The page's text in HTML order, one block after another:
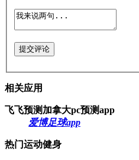
提交评论
相关应用
飞飞预测加拿大pc预测app
爱博足球app
热门运动健身